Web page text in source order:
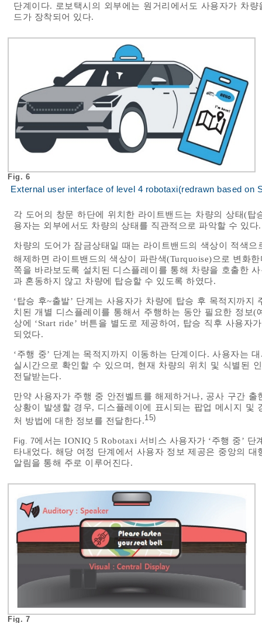
단계이다. 로보택시의 외부에는 원거리에서도 사용자가 차
드가 장착되어 있다.
Fig. 6
External user interface of level 4 robotaxi(redrawn based on
각 도어의 창문 하단에 위치한 라이트밴드는 차량의 상태(
용자는 외부에서도 차량의 상태를 직관적으로 파악할 수 있다.
차량의 도어가 잠금상태일 때는 라이트밴드의 색상이 적색
해제하면 라이트밴드의 색상이 파란색(Turquoise)으로 변화한
쪽을 바라보도록 설치된 디스플레이를 통해 차량을 호출한
과 혼동하지 않고 차량에 탑승할 수 있도록 하였다.
‘탑승 후~출발’ 단계는 사용자가 차량에 탑승 후 목적지까
치된 개별 디스플레이를 통해서 주행하는 동안 필요한 정보
상에 ‘Start ride’ 버튼을 별도로 제공하여, 탑승 직후 사용
되었다.
‘주행 중’ 단계는 목적지까지 이동하는 단계이다. 사용자는
실시간으로 확인할 수 있으며, 현재 차량의 위치 및 식별된
전달받는다.
만약 사용자가 주행 중 안전벨트를 해제하거나, 공사 구간
상황이 발생할 경우, 디스플레이에 표시되는 팝업 메시지 및
처 방법에 대한 정보를 전달한다.15)
Fig. 7에서는 IONIQ 5 Robotaxi 서비스 사용자가 ‘주행 중’
타내었다. 해당 여정 단계에서 사용자 정보 제공은 중앙의
알림을 통해 주로 이루어진다.
Fig. 7